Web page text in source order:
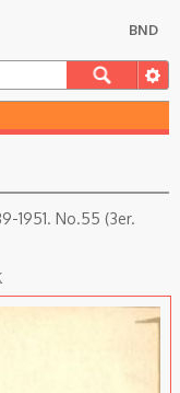
BND
1951. No.55 (3er.